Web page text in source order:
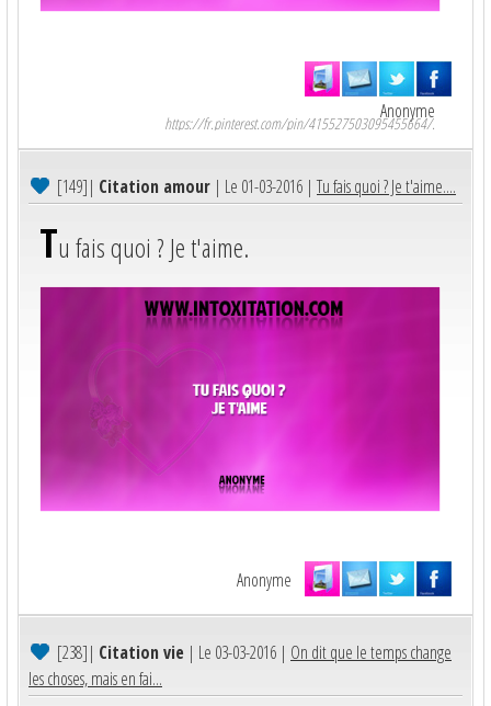
Anonyme
https://fr.pinterest.com/pin/415527503095455664/.
[149]| Citation amour | Le 01-03-2016 |Tu fais quoi ? Je t'aime....
Tu fais quoi ? Je t'aime.
Anonyme
[238]| Citation vie | Le 03-03-2016 | On dit que le temps change
les choses, mais en fai...